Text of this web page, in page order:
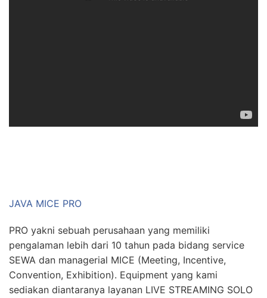
JAVA MICE PRO
PRO yakni sebuah perusahaan yang memiliki
pengalaman lebih dari 10 tahun pada bidang service
SEWA dan managerial MICE (Meeting, Incentive,
Convention, Exhibition). Equipment yang kami
sediakan diantaranya layanan LIVE STREAMING SOLO